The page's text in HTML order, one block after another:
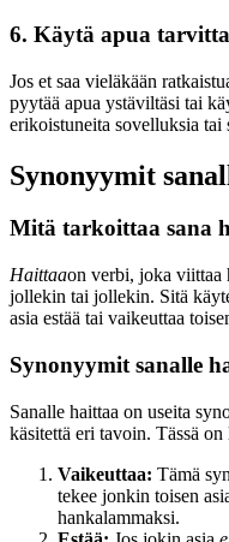
6. Käytä apua
Jos et saa vieläkään
pyytää apua ystäviltäsi tai
erikoistuneita sovelluksia tai
Synonyymit
Mitä tarkoittaa sana
Haittaaon verbi, joka viittaa
jollekin tai jollekin. Sitä
asia estää tai vaikeuttaa
Synonyymit sanalle
Sanalle haittaa on useita
käsitettä eri tavoin. Tässä
Vaikeuttaa: Tämä
tekee jonkin toisen
hankalammaksi.